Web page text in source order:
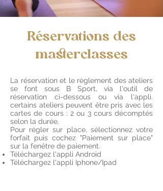
Réservations des
masterclasses
​La réservation et le règlement des ateliers
se font sous B Sport, via l'outil de
réservation ci-dessous ou via l'appli.
certains ateliers peuvent être pris avec les
cartes de cours : 2 ou 3 cours décomptés
selon la durée.
Pour régler sur place, sélectionnez votre
forfait puis cochez "Paiement sur place"
sur la fenêtre de paiement.
Téléchargez l'appli Android
Téléchargez l'appli Iphone/Ipad